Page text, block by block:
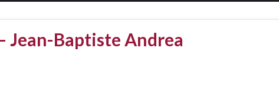
Jean-Baptiste Andrea